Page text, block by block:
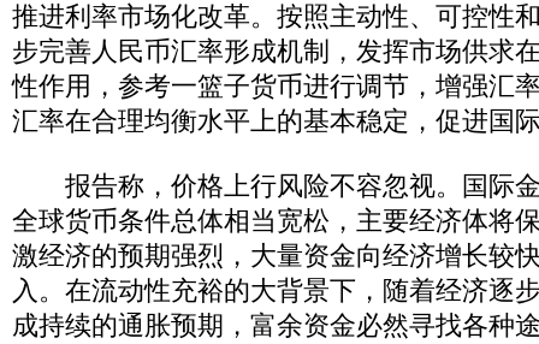
推进利率市场化改革。按照主动性、可控性
步完善人民币汇率形成机制，发挥市场供求
性作用，参考一篮子货币进行调节，增强汇
汇率在合理均衡水平上的基本稳定，促进国
报告称，价格上行风险不容忽视。国际
全球货币条件总体相当宽松，主要经济体将
激经济的预期强烈，大量资金向经济增长较
入。在流动性充裕的大背景下，随着经济逐
成持续的通胀预期，富余资金必然寻找各种